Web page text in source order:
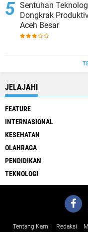
Sentuhan
Dongkrak
Aceh Besar
JELAJAHI
FEATURE
INTERNASIONAL
KESEHATAN
OLAHRAGA
PENDIDIKAN
TEKNOLOGI
Tentang Kami Redaksi